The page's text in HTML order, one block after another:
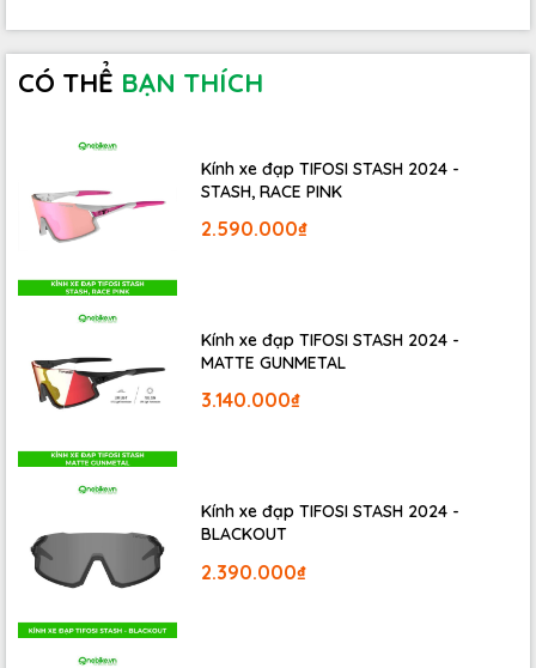
tiếp xúc được tối ưu hóa và tải trọng lớn ngay cả khi
thay đổi bánh răng dễ dàng hơn.
CÓ THỂ BẠN THÍCH
Kính xe đạp TIFOSI STASH 2024 -
STASH, RACE PINK
2.590.000₫
Kính xe đạp TIFOSI STASH 2024 -
MATTE GUNMETAL
3.140.000₫
Kính xe đạp TIFOSI STASH 2024 -
BLACKOUT
2.390.000₫